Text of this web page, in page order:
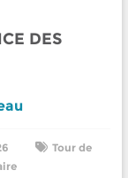
DES
Tour de